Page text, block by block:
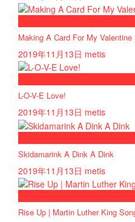
Making A Card For My Valentine
2019年11月13日 metis
L-O-V-E Love!
2019年11月13日 metis
Skidamarink A Dink A Dink
2019年11月13日 metis
Rise Up | Martin Luther King